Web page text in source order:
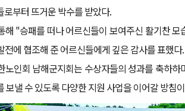
부터 뜨거운 박수를 받았다.
해 "승패를 떠나 어르신들이 보여주신 활기찬
전에 협조해 준 어르신들에게 깊은 감사를 표했다.
노인회 남해군지회는 수상자들의 성과를 축하
보낼 수 있도록 다양한 지원 사업을 이어갈 방침